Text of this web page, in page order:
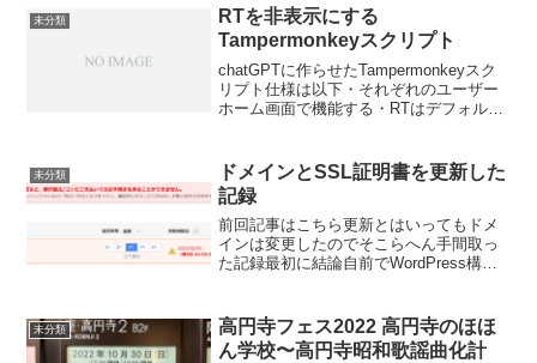
じいさん（飯田さん）が来ていたもとも
とまんが描...
未分類
RTを非表示にする
Tampermonkeyスクリプト
chatGPTに作らせたTampermonkeyスク
リプト仕様は以下・それぞれのユーザー
ホーム画面で機能する・RTはデフォルト
みた画面コードchatGPTの出力を実...
未分類
ドメインとSSL証明書を更新した
記録
前回記事はこちら更新とはいってもドメ
インは変更したのでそこらへん手間取っ
た記録最初に結論自前でWordPress構築
しょうやったことドメイン更新証明書更
新（変更）...
未分類
高円寺フェス2022 高円寺のほほ
ん学校〜高円寺昭和歌謡曲化計